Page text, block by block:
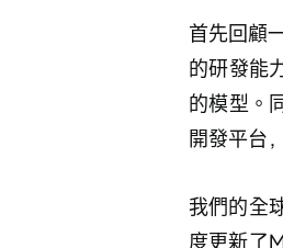
首先回顧
的研發能
的模型。
開發平台
我們的全
度更新了